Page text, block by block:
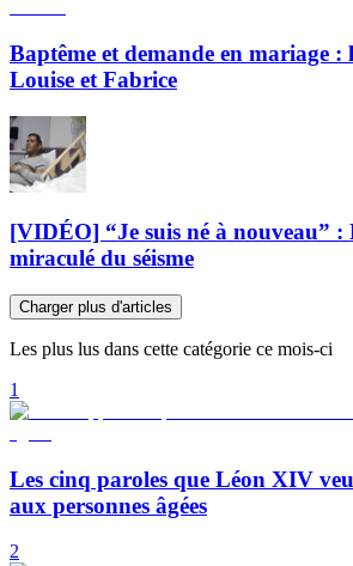
Baptême et demande en mariage :
Louise et Fabrice
[VIDÉO] “Je suis né à nouveau”
miraculé du séisme
Charger plus d'articles
Les plus lus dans cette catégorie ce mois-ci
1
Les cinq paroles que Léon XIV
aux personnes âgées
2